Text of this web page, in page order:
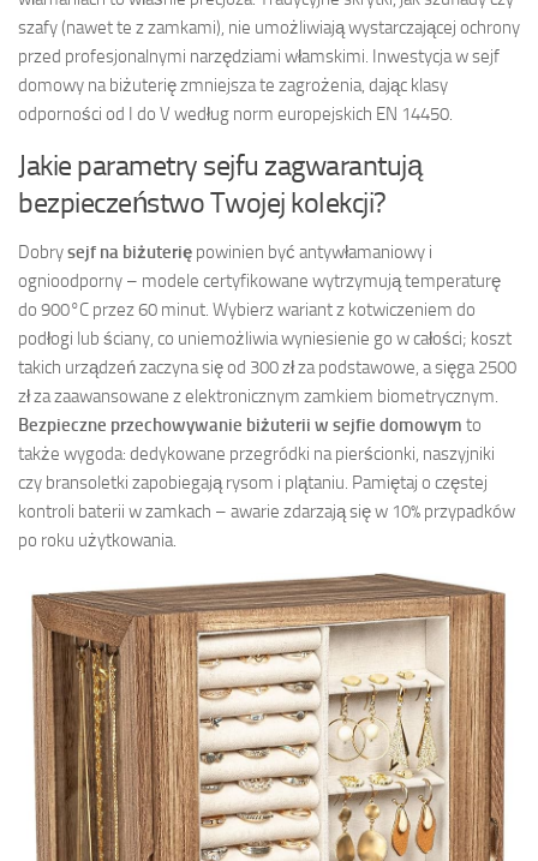
szafy (nawet te z zamkami), nie umożliwiają wystarczającej ochrony
przed profesjonalnymi narzędziami włamskimi. Inwestycja w sejf
domowy na biżuterię zmniejsza te zagrożenia, dając klasy
odporności od I do V według norm europejskich EN 14450.
Jakie parametry sejfu zagwarantują
bezpieczeństwo Twojej kolekcji?
Dobrysejf na biżuterię powinien być antywłamaniowy i
ognioodporny – modele certyfikowane wytrzymują temperaturę
do 900°C przez 60 minut. Wybierz wariant z kotwiczeniem do
podłogi lub ściany, co uniemożliwia wyniesienie go w całości; koszt
takich urządzeń zaczyna się od 300 zł za podstawowe, a sięga 2500
zł za zaawansowane z elektronicznym zamkiem biometrycznym.
Bezpieczne przechowywanie biżuterii w sejfie domowym to
także wygoda: dedykowane przegródki na pierścionki, naszyjniki
czy bransoletki zapobiegają rysom i plątaniu. Pamiętaj o częstej
kontroli baterii w zamkach – awarie zdarzają się w 10% przypadków
po roku użytkowania.